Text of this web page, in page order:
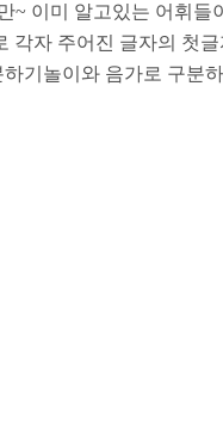
~ 이미 알고있는 어휘들
각자 주어진 글자의 첫
기놀이와 음가로 구분